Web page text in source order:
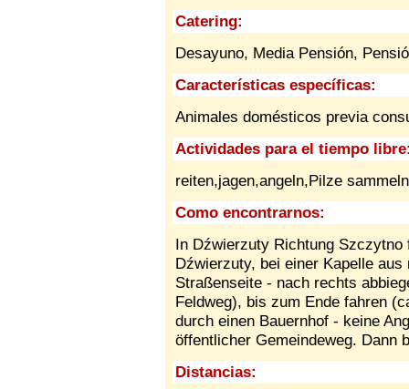
Catering:
Desayuno, Media Pensión,
Características específicas:
Animales domésticos previa
Actividades para el tiempo
reiten,jagen,angeln,Pilze
Como encontrarnos:
In Dźwierzuty Richtung
Dźwierzuty, bei einer Kapelle
Straßenseite - nach rechts
Feldweg), bis zum Ende fahren
durch einen Bauernhof - keine
öffentlicher Gemeindeweg. Dann
Distancias: